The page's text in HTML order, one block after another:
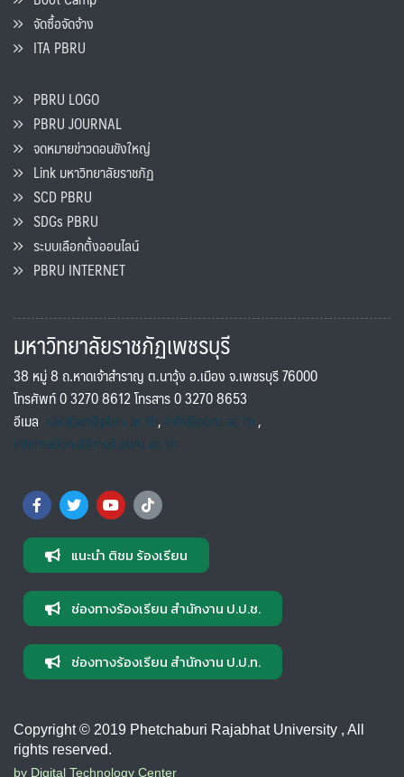
จัดซื้อจัดจ้าง
ITA PBRU
PBRU LOGO
PBRU JOURNAL
จดหมายข่าวดอนขังใหญ่
Link มหาวิทยาลัยราชภัฏ
SCD PBRU
SDGs PBRU
ระบบเลือกตั้งออนไลน์
PBRU INTERNET
มหาวิทยาลัยราชภัฏเพชรบุรี
38 หมู่ 8 ถ.หาดเจ้าสำราญ ต.นาวุ้ง อ.เมือง จ.เพชรบุรี 76000
โทรศัพท์ 0 3270 8612 โทรสาร 0 3270 8653
อีเมล saraban@pbru.ac.th, info@pbru.ac.th,
international@mail.pbru.ac.th
แนะนำ ติชม ร้องเรียน
ช่องทางร้องเรียน สำนักงาน ป.ป.ช.
ช่องทางร้องเรียน สำนักงาน ป.ป.ท.
Copyright © 2019 Phetchaburi Rajabhat University , All
rights reserved.
by Digital Technology Center